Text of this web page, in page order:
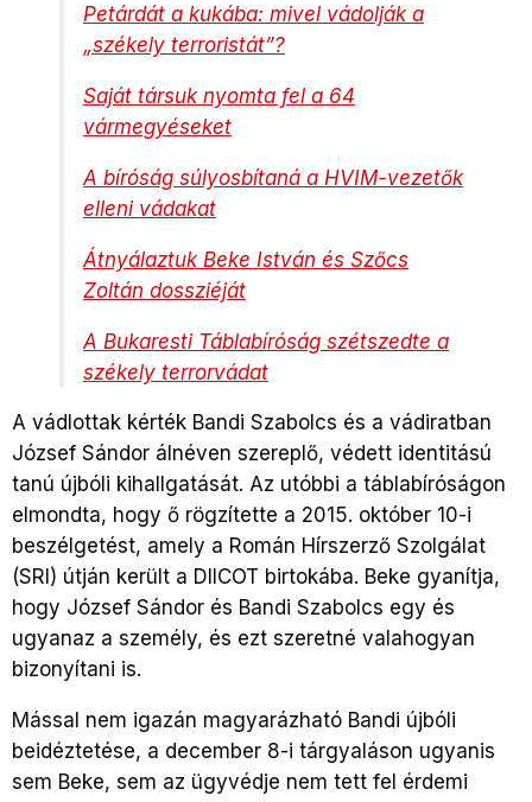
Petárdát a kukába: mivel vádolják a
„székely terroristát”?
Saját társuk nyomta fel a 64
vármegyéseket
A bíróság súlyosbítaná a HVIM-vezetők
elleni vádakat
Átnyálaztuk Beke István és Szőcs
Zoltán dossziéját
A Bukaresti Táblabíróság szétszedte a
székely terrorvádat
A vádlottak kérték Bandi Szabolcs és a vádiratban
József Sándor álnéven szereplő, védett identitású
tanú újbóli kihallgatását. Az utóbbi a táblabíróságon
elmondta, hogy ő rögzítette a 2015. október 10-i
beszélgetést, amely a Román Hírszerző Szolgálat
(SRI) útján került a DIICOT birtokába. Beke gyanítja,
hogy József Sándor és Bandi Szabolcs egy és
ugyanaz a személy, és ezt szeretné valahogyan
bizonyítani is.
Mással nem igazán magyarázható Bandi újbóli
beidéztetése, a december 8-i tárgyaláson ugyanis
sem Beke, sem az ügyvédje nem tett fel érdemi